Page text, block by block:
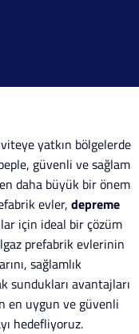
yatkın bölgelerde
güvenli ve sağlam
daha büyük bir önem
evler, depreme
için ideal bir çözüm
prefabrik evlerinin
sağlamlık
sundukları avantajları
en uygun ve güvenli
hedefliyoruz.